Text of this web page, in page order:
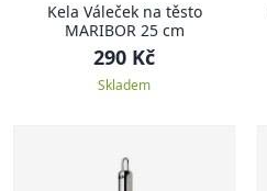
Kela Váleček na těsto
MARIBOR 25 cm
290 Kč
Skladem